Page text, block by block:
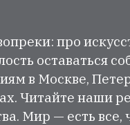
про
оставаться
в Москве,
Читайте наши
Мир — есть все,